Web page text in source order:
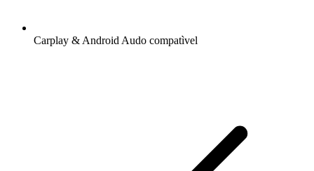
Carplay & Android Audo compatìvel